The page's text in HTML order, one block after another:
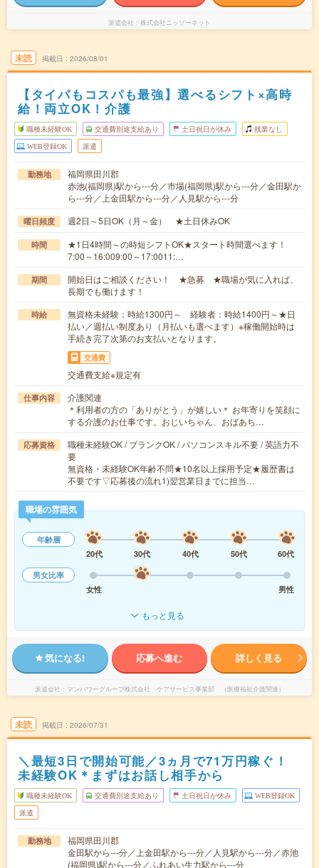
派遣会社 株式会社ニッソーネット
未読 掲載日 2026/08/01
【タイパもコスパも最強】選べるシフト×高時
給！両立OK！介護
職種未経験OK 交通費別途支給あり 土日祝日が休み 残業なし
WEB登録OK 派遣
勤務地
福岡県田川郡
赤池(福岡県)駅から---分／市場(福岡県)駅から---分／金田駅か
ら---分／上金田駅から---分／人見駅から---分
曜日頻度 週2日～5日OK（月～金） ★土日休みOK
時間
★1日4時間～の時短シフトOK★スタート時間選べます！
7:00～16:009:00～17:0011:…
期間
開始日はご相談ください！ ★急募 ★職場が気に入れば、
長期でも働けます！
時給
無資格未経験：時給1300円～ 経験者：時給1400円～★日
払い／週払い制度あり（月払いも選べます）※稼働開始時は
手続き完了次第のお支払いとなります。
交通費
交通費支給※規定有
仕事内容
介護関連
＊利用者の方の「ありがとう」が嬉しい＊ お年寄りを笑顔に
する介護のお仕事です。おじいちゃん、おばあち…
応募資格
職種未経験OK / ブランクOK / パソコンスキル不要 / 英語力不
要
無資格・未経験OK年齢不問★10名以上採用予定★履歴書は
不要です▽応募後の流れ1)翌営業日までに担当…
職場の雰囲気
年齢層
20代
30代 40代 50代
60代
男女比率
女性
男性
もっと見る
気になる! 応募へ進む 詳しく見る
派遣会社 マンパワーグループ株式会社 ケアサービス事業部 （医療福祉介護関連）
未読 掲載日 2026/07/31
＼最短3日で開始可能／3ヵ月で71万円稼ぐ！
未経験OK＊まずはお話し相手から
職種未経験OK 交通費別途支給あり 土日祝日が休み WEB登録OK
派遣
勤務地
福岡県田川郡
金田駅から---分／上金田駅から---分／人見駅から---分／赤池
(福岡県)駅から---分／ふれあい生力駅から---分